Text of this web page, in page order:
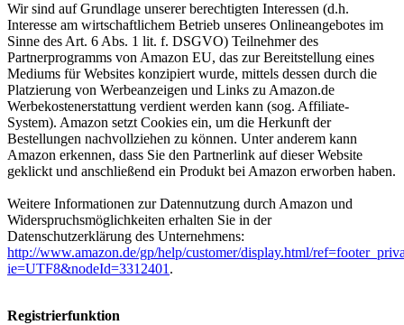
Wir sind auf Grundlage unserer berechtigten Interessen (d.h.
Interesse am wirtschaftlichem Betrieb unseres Onlineangebotes im
Sinne des Art. 6 Abs. 1 lit. f. DSGVO) Teilnehmer des
Partnerprogramms von Amazon EU, das zur Bereitstellung eines
Mediums für Websites konzipiert wurde, mittels dessen durch die
Platzierung von Werbeanzeigen und Links zu Amazon.de
Werbekostenerstattung verdient werden kann (sog. Affiliate-
System). Amazon setzt Cookies ein, um die Herkunft der
Bestellungen nachvollziehen zu können. Unter anderem kann
Amazon erkennen, dass Sie den Partnerlink auf dieser Website
geklickt und anschließend ein Produkt bei Amazon erworben haben.
Weitere Informationen zur Datennutzung durch Amazon und
Widerspruchsmöglichkeiten erhalten Sie in der
Datenschutzerklärung des Unternehmens:
http://www.amazon.de/gp/help/customer/display.html/
ie=UTF8&nodeId=3312401 .
Registrierfunktion